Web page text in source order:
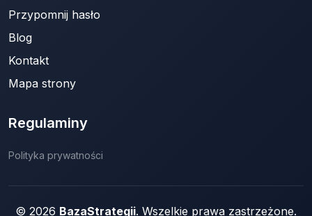
Przypomnij hasło
Blog
Kontakt
Mapa strony
Regulaminy
Polityka prywatności
© 2026 BazaStrategii. Wszelkie prawa zastrzeżone.